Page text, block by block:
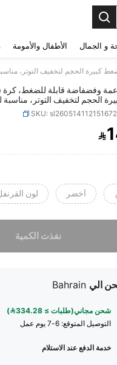
و الجمال الأطفال والأمومة
وفضفاضة قابلة للضغط، كرة
الحجم لتخفيف التوتر، مناسبة
SKU:

أخضر لون
نفذت الكمية
الي Bahrain
شحن مجاني(طلبات ≥ 334.28)
التوصيل المتوقع: 6-7 يوم عمل
خدمة الدفع عند الاستلام